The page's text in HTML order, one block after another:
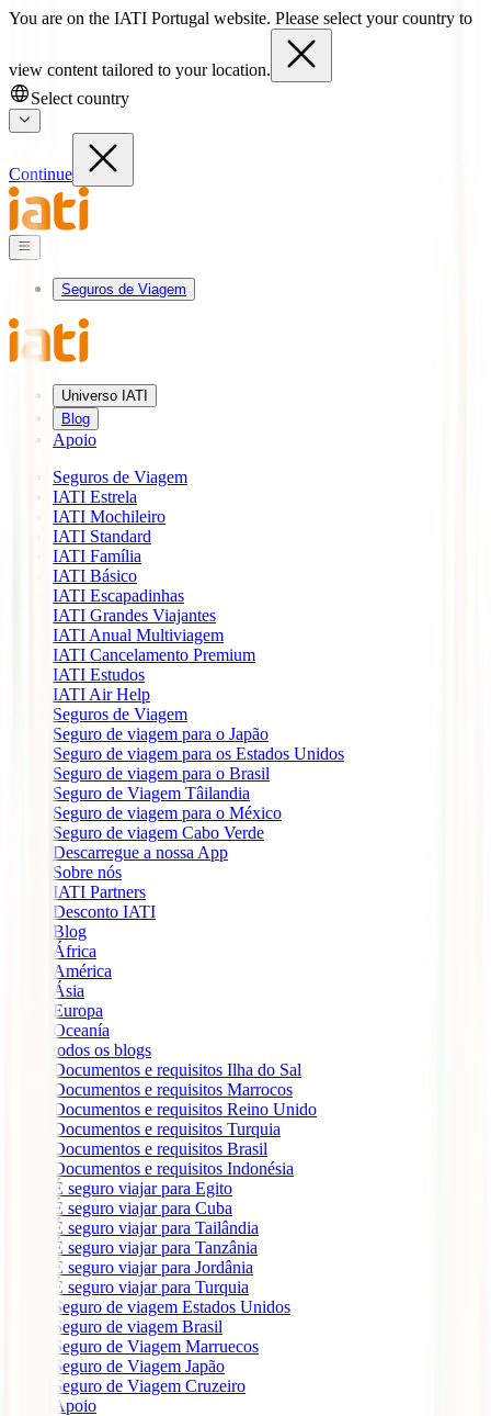
You are on the IATI Portugal website. Please select your country to
view content tailored to your location.
Select country
Continue
Seguros de Viagem
Universo IATI
Blog
Apoio
Seguros de Viagem
IATI Estrela
IATI Mochileiro
IATI Standard
IATI Família
IATI Básico
IATI Escapadinhas
IATI Grandes Viajantes
IATI Anual Multiviagem
IATI Cancelamento Premium
IATI Estudos
IATI Air Help
Seguros de Viagem
Seguro de viagem para o Japão
Seguro de viagem para os Estados Unidos
Seguro de viagem para o Brasil
Seguro de Viagem Tâilandia
Seguro de viagem para o México
Seguro de viagem Cabo Verde
Descarregue a nossa App
Sobre nós
IATI Partners
Desconto IATI
Blog
África
América
Ásia
Europa
Oceanía
todos os blogs
Documentos e requisitos Ilha do Sal
Documentos e requisitos Marrocos
Documentos e requisitos Reino Unido
Documentos e requisitos Turquia
Documentos e requisitos Brasil
Documentos e requisitos Indonésia
É seguro viajar para Egito
É seguro viajar para Cuba
É seguro viajar para Tailândia
É seguro viajar para Tanzânia
É seguro viajar para Jordânia
É seguro viajar para Turquia
Seguro de viagem Estados Unidos
Seguro de viagem Brasil
Seguro de Viagem Marruecos
Seguro de Viagem Japão
Seguro de Viagem Cruzeiro
Apoio